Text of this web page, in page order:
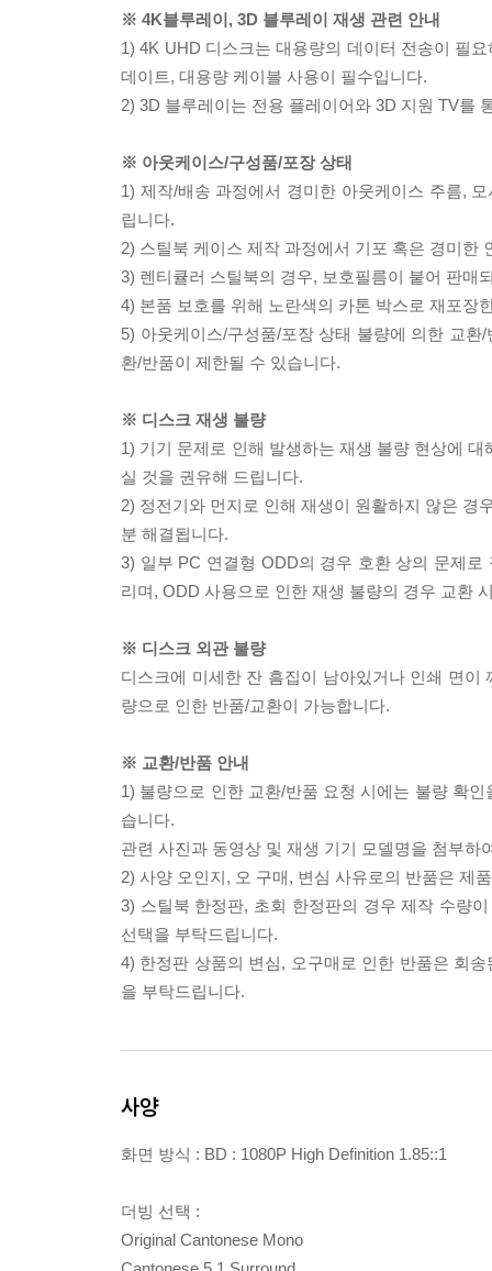
※ 4K블루레이, 3D 블루레이 재생 관련 안내
1) 4K UHD 디스크는 대용량의 데이터 전송이 필
데이트, 대용량 케이블 사용이 필수입니다.
2) 3D 블루레이는 전용 플레이어와 3D 지원 TV를
※ 아웃케이스/구성품/포장 상태
1) 제작/배송 과정에서 경미한 아웃케이스 주름,
립니다.
2) 스틸북 케이스 제작 과정에서 기포 혹은 경미한
3) 렌티큘러 스틸북의 경우, 보호필름이 붙어 판매
4) 본품 보호를 위해 노란색의 카톤 박스로 재포장
5) 아웃케이스/구성품/포장 상태 불량에 의한 교
환/반품이 제한될 수 있습니다.
※ 디스크 재생 불량
1) 기기 문제로 인해 발생하는 재생 불량 현상에
실 것을 권유해 드립니다.
2) 정전기와 먼지로 인해 재생이 원활하지 않은 경
분 해결됩니다.
3) 일부 PC 연결형 ODD의 경우 호환 상의 문제
리며, ODD 사용으로 인한 재생 불량의 경우 교환
※ 디스크 외관 불량
디스크에 미세한 잔 흠집이 남아있거나 인쇄 면
량으로 인한 반품/교환이 가능합니다.
※ 교환/반품 안내
1) 불량으로 인한 교환/반품 요청 시에는 불량 확
습니다.
관련 사진과 동영상 및 재생 기기 모델명을 첨부하
2) 사양 오인지, 오 구매, 변심 사유로의 반품은 제
3) 스틸북 한정판, 초회 한정판의 경우 제작 수량
선택을 부탁드립니다.
4) 한정판 상품의 변심, 오구매로 인한 반품은 회
을 부탁드립니다.
사양
화면 방식 : BD : 1080P High Definition 1.85::1
더빙 선택 :
Original Cantonese Mono